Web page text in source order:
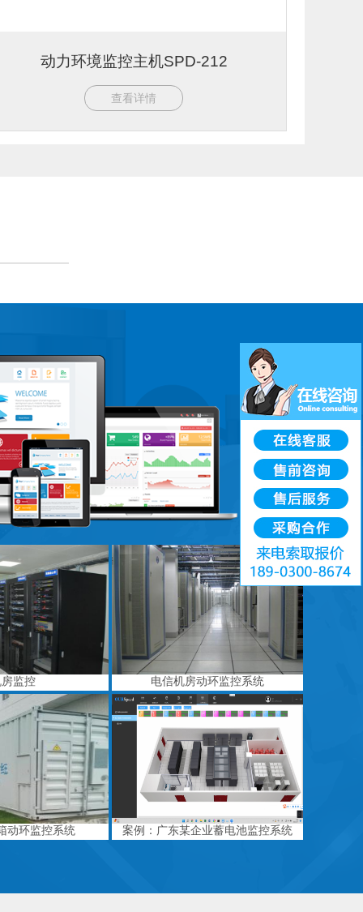
动力环境监控主机SPD-212
查看详情
监控 电信机房动环监控系统
动环监控系统 案例：广东某企业蓄电池监控系统